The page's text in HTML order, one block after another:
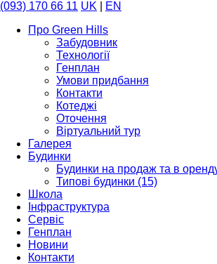
(093) 170 66 11 UK
EN
Про Green Hills
Забудовник
Технології
Генплан
Умови придбання
Контакти
Котеджі
Оточення
Віртуальний тур
Галерея
Будинки
Будинки на продаж та в
Типові будинки (15)
Школа
Інфраструктура
Сервіс
Генплан
Новини
Контакти